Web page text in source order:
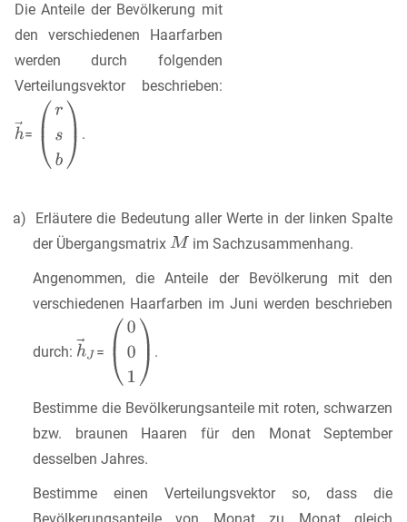
Die Anteile der Bevölkerung mit
den verschiedenen Haarfarben
werden durch folgenden
Verteilungsvektor beschrieben:
= .
a) Erläutere die Bedeutung aller Werte in der linken Spalte
der Übergangsmatrix
im Sachzusammenhang.
Angenommen, die Anteile der Bevölkerung mit den
verschiedenen Haarfarben im Juni werden beschrieben
durch: = .
Bestimme die Bevölkerungsanteile mit roten, schwarzen
bzw. braunen Haaren für den Monat September
desselben Jahres.
Bestimme einen Verteilungsvektor so, dass die